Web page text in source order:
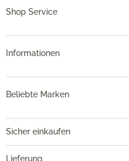
Shop Service
Informationen
Beliebte Marken
Sicher einkaufen
Lieferung